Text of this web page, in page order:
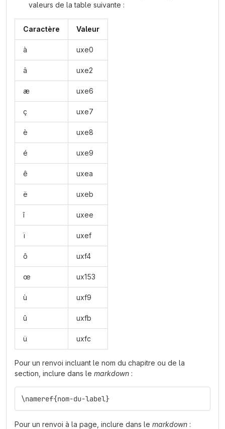
valeurs de la table suivante :
Caractère Valeur
à uxe0
â uxe2
æ uxe6
ç uxe7
è uxe8
é uxe9
ê uxea
ë uxeb
î uxee
ï uxef
ô uxf4
œ ux153
ù uxf9
û uxfb
ü uxfc
Pour un renvoi incluant le nom du chapitre ou de la
section, inclure dans le markdown :
\nameref{nom-du-label}
Pour un renvoi à la page, inclure dans le markdown :